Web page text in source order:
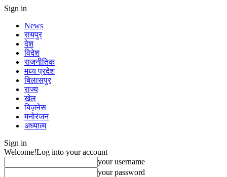
Sign in
News
रायपुर
देश
विदेश
राजनीतिक
मध्य प्रदेश
बिलासपुर
राज्य
खेल
बिज़नेस
मनोरंजन
अध्यात्म
Sign in
Welcome!Log into your account
your username
your password